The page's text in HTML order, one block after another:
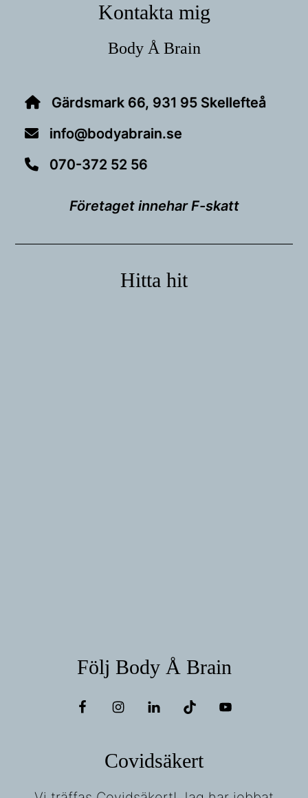
Kontakta mig
Body Å Brain
Gärdsmark 66, 931 95 Skellefteå
info@bodyabrain.se
070-372 52 56
Företaget innehar F-skatt
Hitta hit
Följ Body Å Brain
Covidsäkert